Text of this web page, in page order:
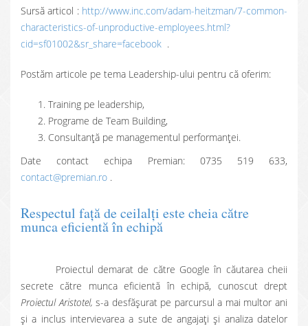
Sursă articol : http://www.inc.com/adam-heitzman/7-common-
characteristics-of-unproductive-employees.html?
cid=sf01002&sr_share=facebook .
Postăm articole pe tema Leadership-ului pentru că oferim:
Training pe leadership,
Programe de Team Building,
Consultanţă pe managementul performanţei.
Date contact echipa Premian: 0735 519 633,
contact@premian.ro .
Respectul faţă de ceilalți este cheia către
munca eficientă în echipă
Proiectul demarat de către Google în căutarea cheii
secrete către munca eficientă în echipă, cunoscut drept
Proiectul Aristotel,s-a desfășurat pe parcursul a mai multor ani
și a inclus intervievarea a sute de angajați și analiza datelor